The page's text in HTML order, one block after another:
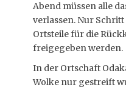
Abend müssen alle
verlassen. Nur
Ortsteile für die
freigegeben werden.
In der Ortschaft
Wolke nur gestreift